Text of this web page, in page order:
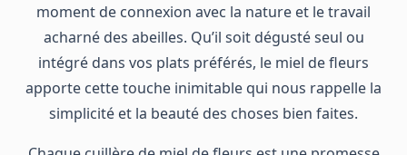
moment de connexion avec la nature et le travail
acharné des abeilles. Qu’il soit dégusté seul ou
intégré dans vos plats préférés, le miel de fleurs
apporte cette touche inimitable qui nous rappelle la
simplicité et la beauté des choses bien faites.